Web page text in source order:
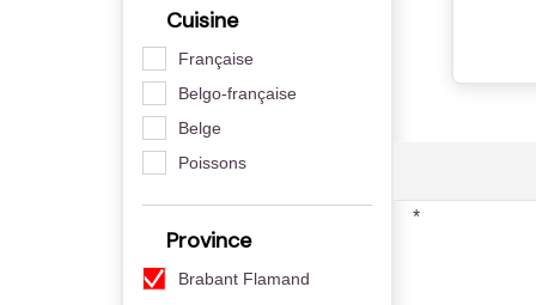
Cuisine
Française
Belgo-française
Belge
Poissons
Province
Brabant Flamand
*